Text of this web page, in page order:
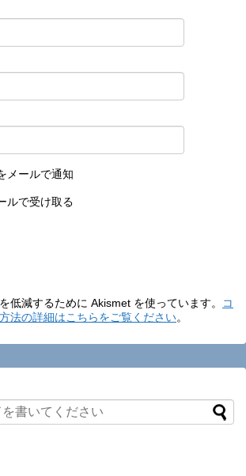
メールで通知
ルで受け取る
低減するために Akismet を使っています。
コ
法の詳細はこちらをご覧ください。